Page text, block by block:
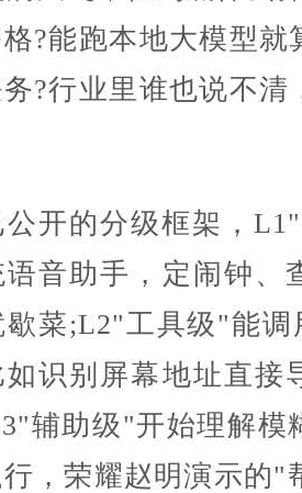
?能跑本地大模型就
?行业里谁也说不清
的分级框架，L1"
音助手，定闹钟、
歇菜;L2"工具级"能调
识别屏幕地址直接
辅助级"开始理解模
，荣耀赵明演示的"